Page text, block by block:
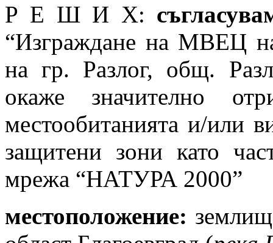
Р Е Ш И Х:
“Изграждане на МВЕЦ
на гр. Разлог, общ.
окаже значително
местообитанията и/или
защитени зони като
мрежа “НАТУРА 2000”
местоположение: